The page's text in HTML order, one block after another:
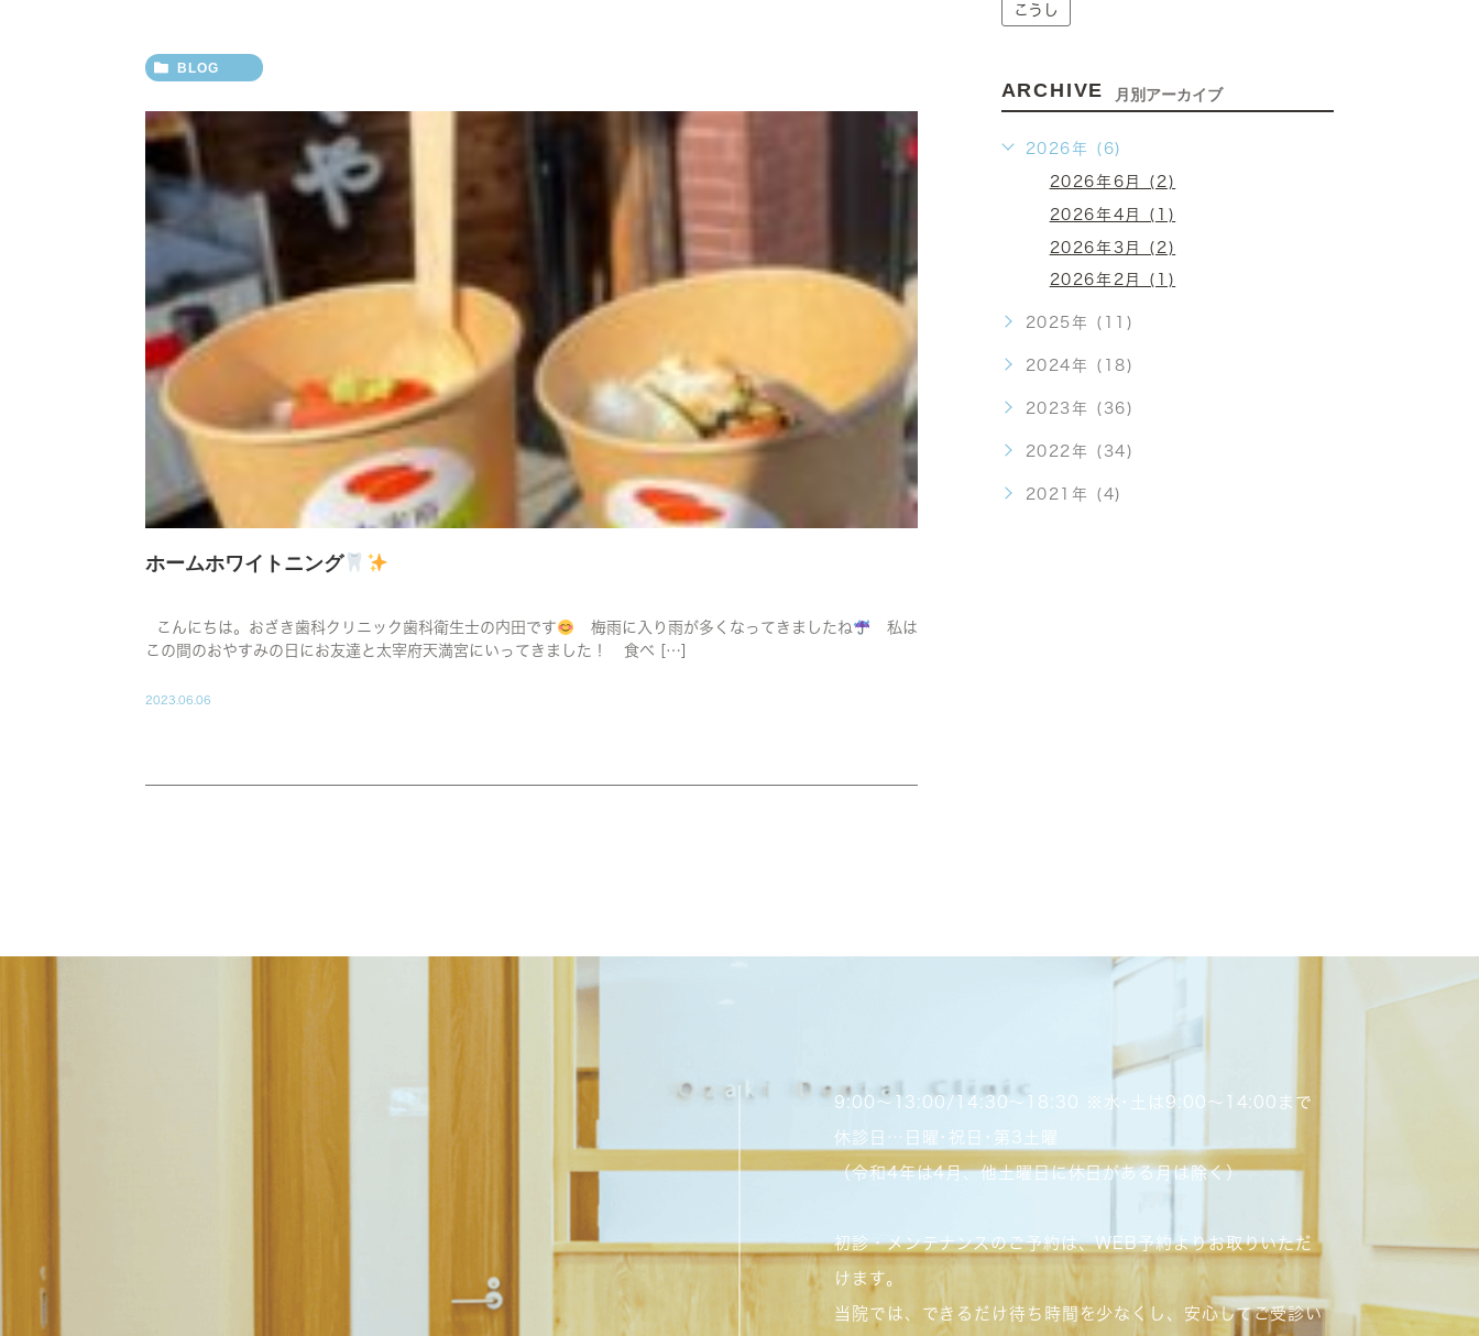
BLOG
ホームホワイトニング
こんにちは。おざき歯科クリニック歯科衛生士の内田です 梅雨に入り雨が多くなってきましたね
私は
この間のおやすみの日にお友達と太宰府天満宮にいってきました！ 食べ […]
2023.06.06
こうし
ARCHIVE 月別アーカイブ
2026年 (6)
2026年6月 (2)
2026年4月 (1)
2026年3月 (2)
2026年2月 (1)
2025年 (11)
2024年 (18)
2023年 (36)
2022年 (34)
2021年 (4)
9:00～13:00/14:30～18:30 ※水･土は9:00～14:00まで
休診日…日曜･祝日･第3土曜
（令和4年は4月、他土曜日に休日がある月は除く）
初診・メンテナンスのご予約は、WEB予約よりお取りいただ
けます。
当院では、できるだけ待ち時間を少なくし、安心してご受診い